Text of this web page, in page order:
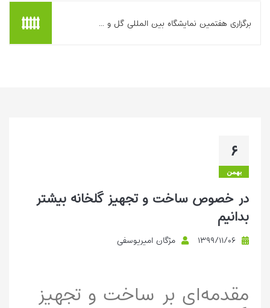
برگزاری هفتمین نمایشگاه بین المللی گل و ...
۶
بهمن
در خصوص ساخت و تجهیز گلخانه‌ بیشتر
بدانیم
۱۳۹۹/۱۱/۰۶ مژگان امیریوسفی
مقدمه‌ای بر ساخت و تجهیز